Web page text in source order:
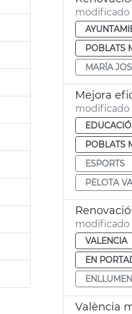
modificado
POBLATS
MARÍA
Mejora
modificado
POBLATS
ESPORTS
PELOTA
modificado
VALENCIA
EN
València